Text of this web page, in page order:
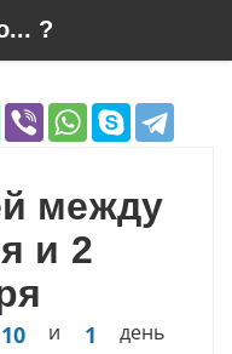
?
между
и 2
10 и 1 день